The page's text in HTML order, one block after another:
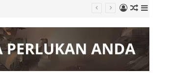
Vietnam
Random
Article
Log
In